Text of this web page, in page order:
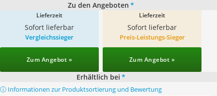
Zu den Angeboten *
Lieferzeit
Sofort lieferbar
Lieferzeit
Sofort lieferbar
Vergleichssieger
Zum Angebot »
Preis-Leistungs-Sieger
Zum Angebot »
Erhältlich bei *
ⓘ Informationen zur Produktsortierung und Bewertung